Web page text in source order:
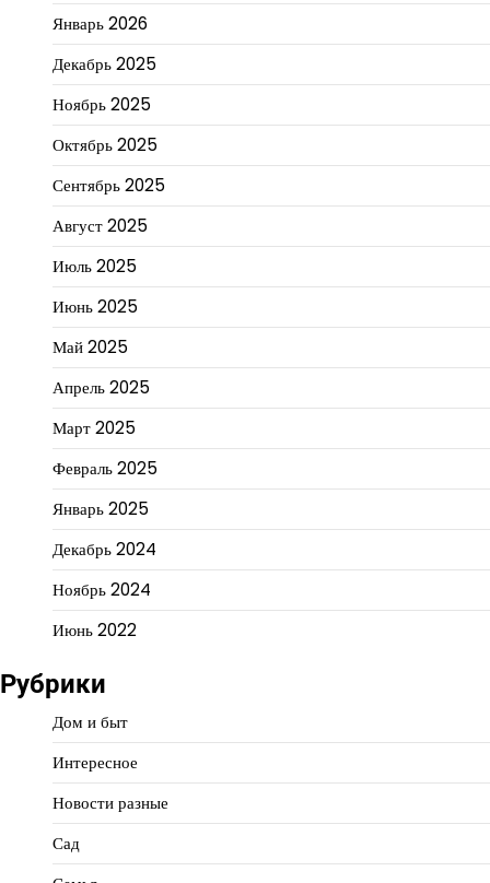
Январь 2026
Декабрь 2025
Ноябрь 2025
Октябрь 2025
Сентябрь 2025
Август 2025
Июль 2025
Июнь 2025
Май 2025
Апрель 2025
Март 2025
Февраль 2025
Январь 2025
Декабрь 2024
Ноябрь 2024
Июнь 2022
Рубрики
Дом и быт
Интересное
Новости разные
Сад